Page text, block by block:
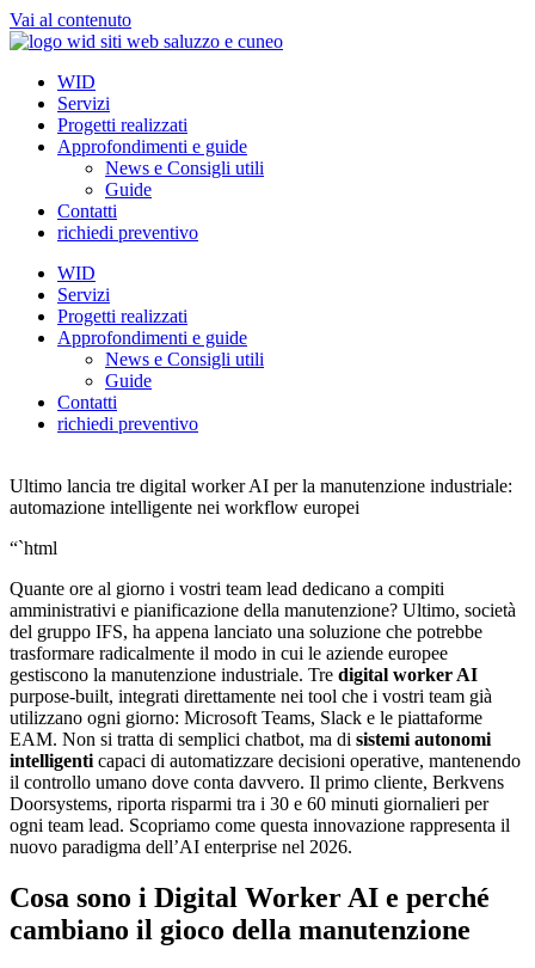
Vai al contenuto
WID
Servizi
Progetti realizzati
Approfondimenti e guide
News e Consigli utili
Guide
Contatti
richiedi preventivo
WID
Servizi
Progetti realizzati
Approfondimenti e guide
News e Consigli utili
Guide
Contatti
richiedi preventivo
Ultimo lancia tre digital worker AI per la manutenzione industriale:
automazione intelligente nei workflow europei
“`html
Quante ore al giorno i vostri team lead dedicano a compiti
amministrativi e pianificazione della manutenzione? Ultimo, società
del gruppo IFS, ha appena lanciato una soluzione che potrebbe
trasformare radicalmente il modo in cui le aziende europee
gestiscono la manutenzione industriale. Tre digital worker AI
purpose-built, integrati direttamente nei tool che i vostri team già
utilizzano ogni giorno: Microsoft Teams, Slack e le piattaforme
EAM. Non si tratta di semplici chatbot, ma di sistemi autonomi
intelligenti capaci di automatizzare decisioni operative, mantenendo
il controllo umano dove conta davvero. Il primo cliente, Berkvens
Doorsystems, riporta risparmi tra i 30 e 60 minuti giornalieri per
ogni team lead. Scopriamo come questa innovazione rappresenta il
nuovo paradigma dell’AI enterprise nel 2026.
Cosa sono i Digital Worker AI e perché
cambiano il gioco della manutenzione